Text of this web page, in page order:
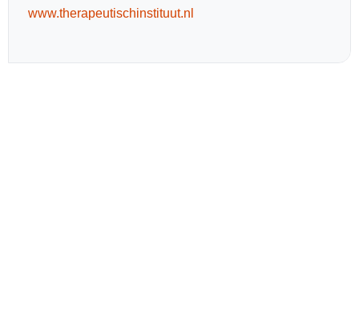
www.therapeutischinstituut.nl